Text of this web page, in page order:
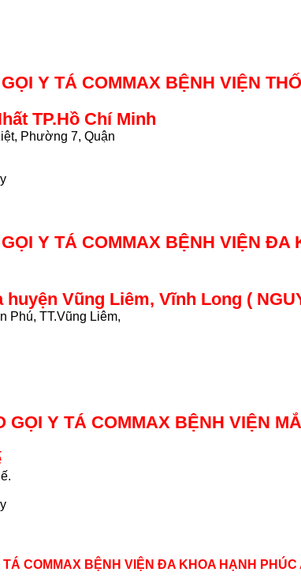
Y TÁ COMMAX BỆNH VIỆN
TP.Hồ Chí Minh
Phường 7, Quận
Y TÁ COMMAX BỆNH VIỆN ĐA
Vũng Liêm, Vĩnh Long (
Phú, TT.Vũng Liêm,
GỌI Y TÁ COMMAX BỆNH VIỆN
TÁ COMMAX BỆNH VIỆN ĐA KHOA HẠNH PHÚC